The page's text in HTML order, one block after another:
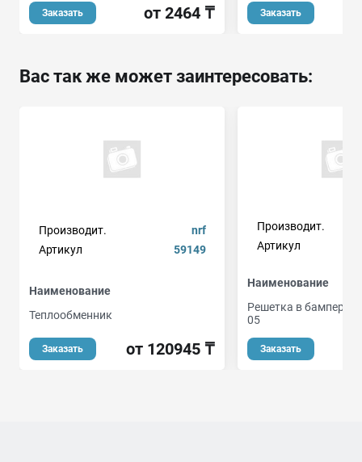
Заказать от 2464 ₸ Заказать
Вас так же может заинтересовать:
Производит.
nrf
Артикул
59149
Наименование
Теплообменник
Заказать от 120945 ₸
Производит.
Артикул
Наименование
Решетка в бампер
05
Заказать